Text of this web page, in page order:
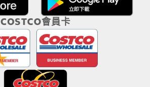
COSTCO會員卡